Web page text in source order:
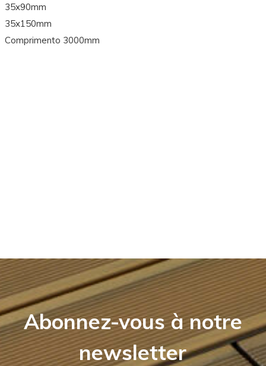
35x90mm
35x150mm
Comprimento 3000mm
Abonnez-vous à notre
newsletter